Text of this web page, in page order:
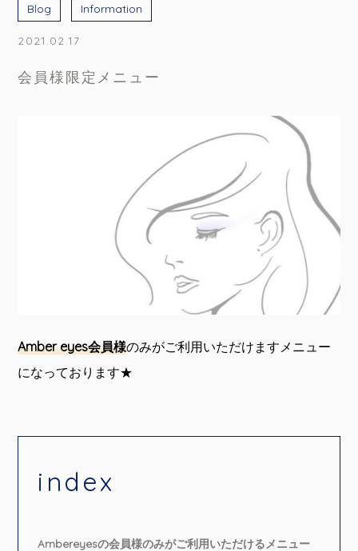
Blog Information
2021.02.17
会員様限定メニュー
Amber eyes会員様のみがご利用いただけますメニュー
になっております★
index
Ambereyesの会員様のみがご利用いただけるメニュー